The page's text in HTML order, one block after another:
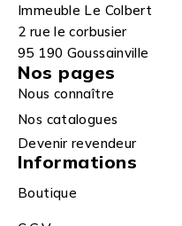
Immeuble Le Colbert
2 rue le corbusier
95 190 Goussainville
Nos pages
Nous connaître
Nos catalogues
Devenir revendeur
Informations
Boutique